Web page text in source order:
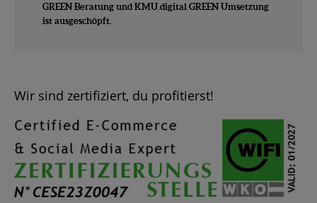
GREEN Beratung und KMU.digital GREEN Umsetzung
ist ausgeschöpft.
Wir sind zertifiziert, du profitierst!